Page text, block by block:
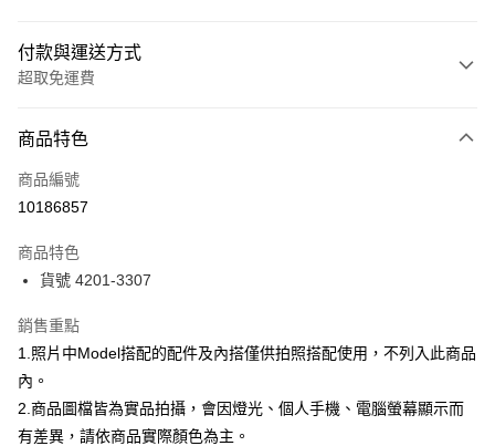
付款與運送方式
超取免運費
信用卡一次付款
超商取貨付款
ATM付款
運送方式
全家取貨付款
付款後全家取貨
商品特色
商品編號
10186857
商品特色
貨號 4201-3307
銷售重點
1.照片中Model搭配的配件及內搭僅供拍照搭配使用，不列入此商品
內。
2.商品圖檔皆為實品拍攝，會因燈光、個人手機、電腦螢幕顯示而
有差異，請依商品實際顏色為主。